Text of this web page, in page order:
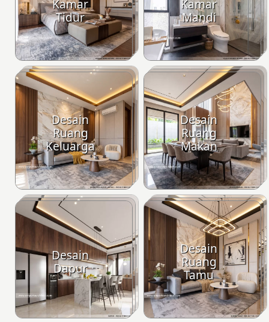
Kamar
Tidur
Kamar
Mandi
Desain
Ruang
Keluarga
Desain
Ruang
Makan
Desain
Dapur
Desain
Ruang
Tamu